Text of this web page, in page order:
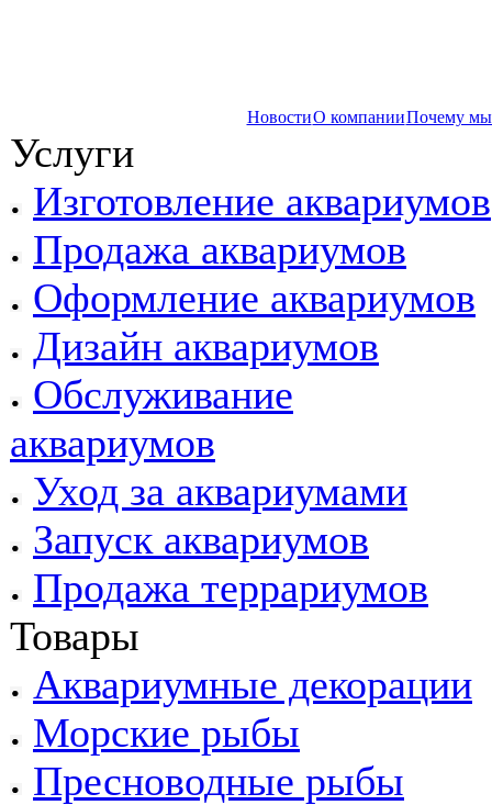
НовостиО компанииПочему
Услуги
Изготовление аквариумов
Продажа аквариумов
Оформление аквариумов
Дизайн аквариумов
Обслуживание
аквариумов
Уход за аквариумами
Запуск аквариумов
Продажа террариумов
Товары
Аквариумные декорации
Морские рыбы
Пресноводные рыбы